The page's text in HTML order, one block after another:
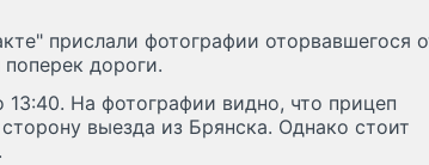
прислали фотографии оторвавшегося
дороги.
На фотографии видно, что прицеп
выезда из Брянска. Однако стоит